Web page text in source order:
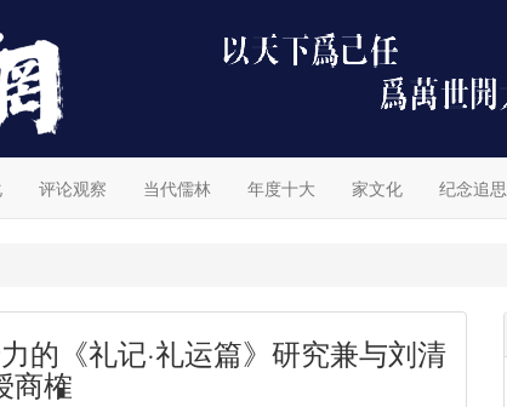
评论观察 当代儒林 年度十大 家文化 纪念追思
的《礼记·礼运篇》研究兼与刘清
商榷